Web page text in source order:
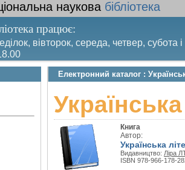
наукова бібліотека
працює:
вівторок, середа, четвер, субота
день – п’ятниця. Останній четвер
Електронний каталог :
Книга
Автор:
Українська
Видавництво: Ліра
ISBN 978-966-178-